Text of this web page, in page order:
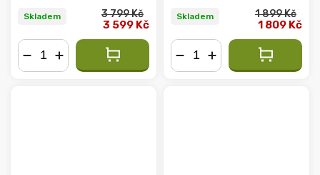
Skladem 3 799 Kč
3 599 Kč
Skladem 1 899 Kč
1 809 Kč